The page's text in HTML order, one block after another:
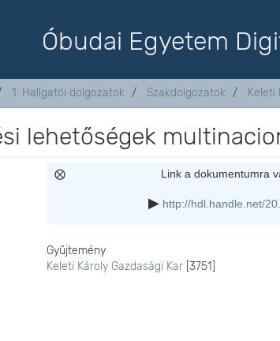
Óbudai Egyetem
1. Hallgatói dolgozatok Szakdolgozatok Keleti
lehetőségek
Link a dokumentumra
http://hdl.handle.net/
Gyűjtemény
Keleti Károly Gazdasági Kar [3751]